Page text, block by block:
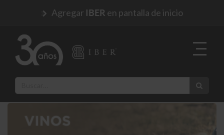
Agregar IBER en pantalla de inicio